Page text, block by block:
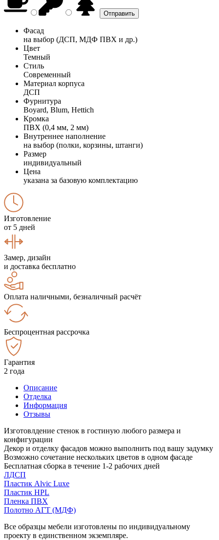
Фасад
на выбор (ДСП, МДФ ПВХ и др.)
Цвет
Темный
Стиль
Современный
Материал корпуса
ДСП
Фурнитура
Boyard, Blum, Hettich
Кромка
ПВХ (0,4 мм, 2 мм)
Внутреннее наполнение
на выбор (полки, корзины, штанги)
Размер
индивидуальный
Цена
указана за базовую комплектацию
Изготовление
от 5 дней
Замер, дизайн
и доставка бесплатно
Оплата наличными, безналичный расчёт
Беспроцентная рассрочка
Гарантия
2 года
Описание
Отделка
Информация
Отзывы
Изготовлдение стенок в гостиную любого размера и
конфигурации
Декор и отделку фасадов можно выполнить под вашу задумку
Возможно сочетание нескольких цветов в одном фасаде
Бесплатная сборка в течение 1-2 рабочих дней
ЛДСП
Пластик Alvic Luxe
Пластик HPL
Пленка ПВХ
Полотно АГТ (МДФ)
Все образцы мебели изготовлены по индивидуальному
проекту в единственном экземпляре.